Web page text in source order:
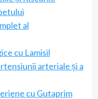
al
cu Lamisil
arteriale și a
cu Gutaprim